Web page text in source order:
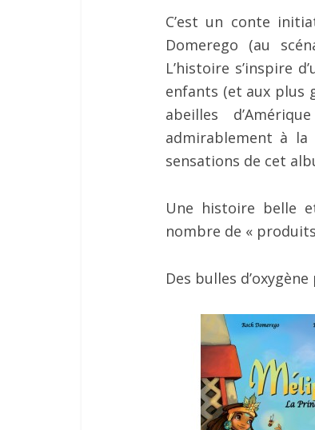
C’est un conte
Domerego (au
L’histoire s’inspire
enfants (et aux plus
abeilles
admirablement à
sensations de cet
Une histoire belle
nombre de «
Des bulles